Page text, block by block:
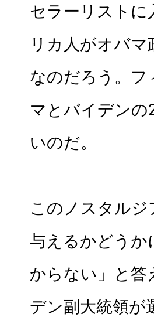
セラーリスト
リカ人がオバ
なのだろう。
マとバイデンの
いのだ。
このノスタルジ
与えるかどうか
からない」と答
デン副大統領が